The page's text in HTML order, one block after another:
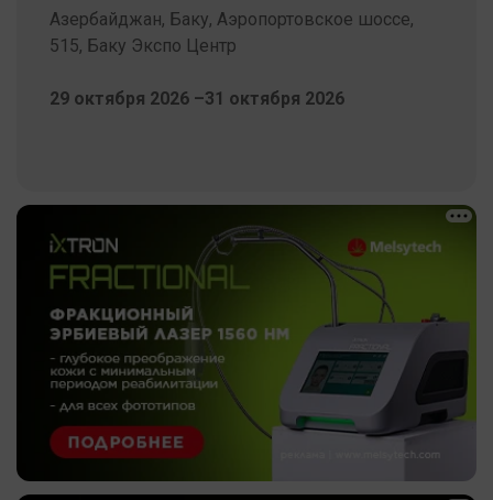
Азербайджан, Баку, Аэропортовское шоссе,
515, Баку Экспо Центр
29 октября 2026 –31 октября 2026